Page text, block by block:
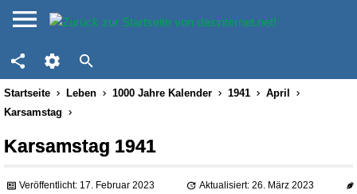
Startseite Leben 1000 Jahre Kalender 1941
April
Karsamstag
Karsamstag 1941
Veröffentlicht: 17. Februar 2023
Aktualisiert: 26. März 2023